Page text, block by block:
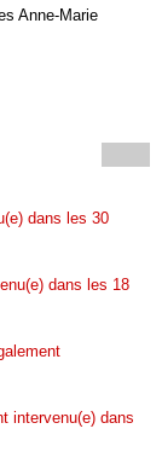
Anne-Marie
dans les 30
dans les 18
intervenu(e) dans